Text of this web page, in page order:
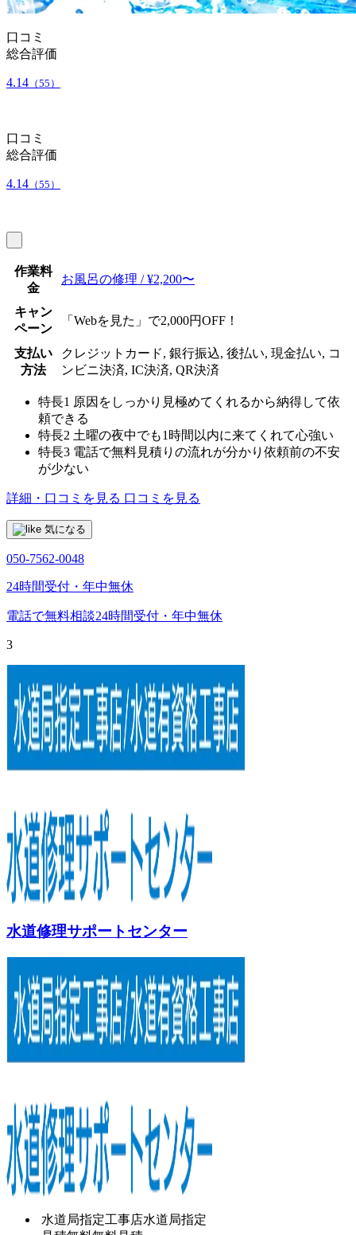
口コミ
総合評価
4.14 （55）
口コミ
総合評価
4.14 （55）
作業料
金
お風呂の修理 / ¥2,200〜
キャン
ペーン
「Webを見た」で2,000円OFF！
支払い
方法
クレジットカード, 銀行振込, 後払い, 現金払い, コ
ンビニ決済, IC決済, QR決済
特長1 原因をしっかり見極めてくれるから納得して依
頼できる
特長2 土曜の夜中でも1時間以内に来てくれて心強い
特長3 電話で無料見積りの流れが分かり依頼前の不安
が少ない
詳細・口コミを見る 口コミを見る
気になる
050-7562-0048
24時間受付・年中無休
電話で無料相談24時間受付・年中無休
3
水道修理サポートセンター
水道局指定工事店水道局指定